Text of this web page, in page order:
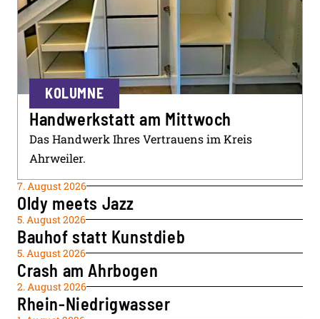
KOLUMNE
Handwerkstatt am Mittwoch
Das Handwerk Ihres Vertrauens im Kreis
Ahrweiler.
7. August 2026
Oldy meets Jazz
5. August 2026
Bauhof statt Kunstdieb
5. August 2026
Crash am Ahrbogen
2. August 2026
Rhein-Niedrigwasser